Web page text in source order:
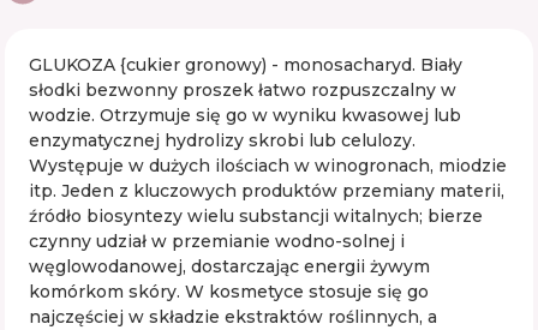
GLUKOZA {cukier gronowy) - monosacharyd. Biały
słodki bezwonny proszek łatwo rozpuszczalny w
wodzie. Otrzymuje się go w wyniku kwasowej lub
enzymatycznej hydrolizy skrobi lub celulozy.
Występuje w dużych ilościach w winogronach, miodzie
itp. Jeden z kluczowych produktów przemiany materii,
źródło biosyntezy wielu substancji witalnych; bierze
czynny udział w przemianie wodno-solnej i
węglowodanowej, dostarczając energii żywym
komórkom skóry. W kosmetyce stosuje się go
najczęściej w składzie ekstraktów roślinnych, a